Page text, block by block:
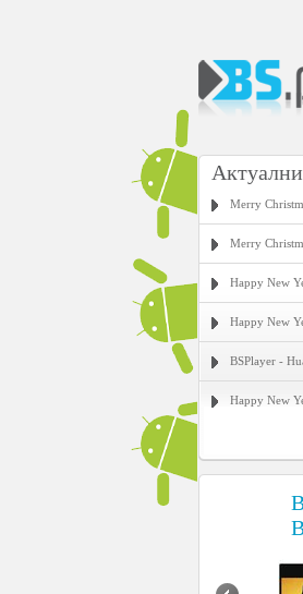
Merry
Merry
Happy New
Happy New
BSPlayer -
Happy New